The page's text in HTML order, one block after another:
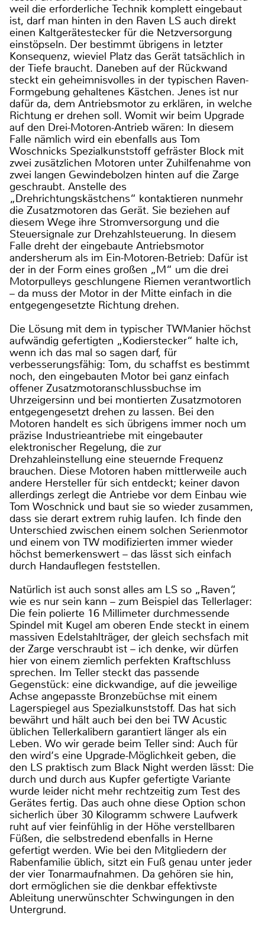
weil die erforderliche Technik komplett eingebaut
ist, darf man hinten in den Raven LS auch direkt
einen Kaltgerätestecker für die Netzversorgung
einstöpseln. Der bestimmt übrigens in letzter
Konsequenz, wieviel Platz das Gerät tatsächlich in
der Tiefe braucht. Daneben auf der Rückwand
steckt ein geheimnisvolles in der typischen Raven-
Formgebung gehaltenes Kästchen. Jenes ist nur
dafür da, dem Antriebsmotor zu erklären, in welche
Richtung er drehen soll. Womit wir beim Upgrade
auf den Drei-Motoren-Antrieb wären: In diesem
Falle nämlich wird ein ebenfalls aus Tom
Woschnicks Spezialkunststoff gefräster Block mit
zwei zusätzlichen Motoren unter Zuhilfenahme von
zwei langen Gewindebolzen hinten auf die Zarge
geschraubt. Anstelle des
„Drehrichtungskästchens“ kontaktieren nunmehr
die Zusatzmotoren das Gerät. Sie beziehen auf
diesem Wege ihre Stromversorgung und die
Steuersignale zur Drehzahlsteuerung. In diesem
Falle dreht der eingebaute Antriebsmotor
andersherum als im Ein-Motoren-Betrieb: Dafür ist
der in der Form eines großen „M“ um die drei
Motorpulleys geschlungene Riemen verantwortlich
– da muss der Motor in der Mitte einfach in die
entgegengesetzte Richtung drehen.
Die Lösung mit dem in typischer TWManier höchst
aufwändig gefertigten „Kodierstecker“ halte ich,
wenn ich das mal so sagen darf, für
verbesserungsfähig: Tom, du schaffst es bestimmt
noch, den eingebauten Motor bei ganz einfach
offener Zusatzmotoranschlussbuchse im
Uhrzeigersinn und bei montierten Zusatzmotoren
entgegengesetzt drehen zu lassen. Bei den
Motoren handelt es sich übrigens immer noch um
präzise Industrieantriebe mit eingebauter
elektronischer Regelung, die zur
Drehzahleinstellung eine steuernde Frequenz
brauchen. Diese Motoren haben mittlerweile auch
andere Hersteller für sich entdeckt; keiner davon
allerdings zerlegt die Antriebe vor dem Einbau wie
Tom Woschnick und baut sie so wieder zusammen,
dass sie derart extrem ruhig laufen. Ich finde den
Unterschied zwischen einem solchen Serienmotor
und einem von TW modifizierten immer wieder
höchst bemerkenswert – das lässt sich einfach
durch Handauflegen feststellen.
Natürlich ist auch sonst alles am LS so „Raven“,
wie es nur sein kann – zum Beispiel das Tellerlager:
Die fein polierte 16 Millimeter durchmessende
Spindel mit Kugel am oberen Ende steckt in einem
massiven Edelstahlträger, der gleich sechsfach mit
der Zarge verschraubt ist – ich denke, wir dürfen
hier von einem ziemlich perfekten Kraftschluss
sprechen. Im Teller steckt das passende
Gegenstück: eine dickwandige, auf die jeweilige
Achse angepasste Bronzebüchse mit einem
Lagerspiegel aus Spezialkunststoff. Das hat sich
bewährt und hält auch bei den bei TW Acustic
üblichen Tellerkalibern garantiert länger als ein
Leben. Wo wir gerade beim Teller sind: Auch für
den wird‘s eine Upgrade-Möglichkeit geben, die
den LS praktisch zum Black Night werden lässt: Die
durch und durch aus Kupfer gefertigte Variante
wurde leider nicht mehr rechtzeitig zum Test des
Gerätes fertig. Das auch ohne diese Option schon
sicherlich über 30 Kilogramm schwere Laufwerk
ruht auf vier feinfühlig in der Höhe verstellbaren
Füßen, die selbstredend ebenfalls in Herne
gefertigt werden. Wie bei den Mitgliedern der
Rabenfamilie üblich, sitzt ein Fuß genau unter jeder
der vier Tonarmaufnahmen. Da gehören sie hin,
dort ermöglichen sie die denkbar effektivste
Ableitung unerwünschter Schwingungen in den
Untergrund.